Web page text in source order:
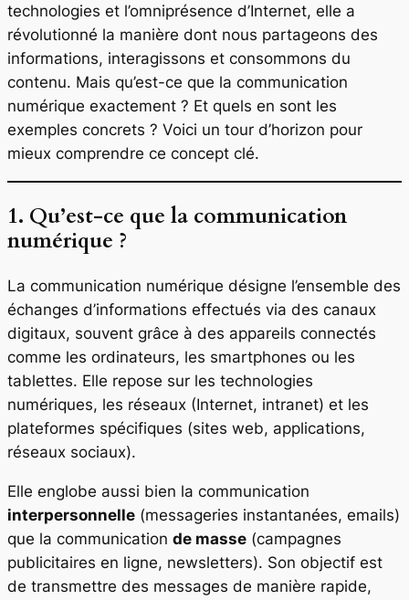
technologies et l’omniprésence d’Internet, elle a
révolutionné la manière dont nous partageons des
informations, interagissons et consommons du
contenu. Mais qu’est-ce que la communication
numérique exactement ? Et quels en sont les
exemples concrets ? Voici un tour d’horizon pour
mieux comprendre ce concept clé.
1. Qu’est-ce que la communication
numérique ?
La communication numérique désigne l’ensemble des
échanges d’informations effectués via des canaux
digitaux, souvent grâce à des appareils connectés
comme les ordinateurs, les smartphones ou les
tablettes. Elle repose sur les technologies
numériques, les réseaux (Internet, intranet) et les
plateformes spécifiques (sites web, applications,
réseaux sociaux).
Elle englobe aussi bien la communication
interpersonnelle (messageries instantanées, emails)
que la communication de masse (campagnes
publicitaires en ligne, newsletters). Son objectif est
de transmettre des messages de manière rapide,